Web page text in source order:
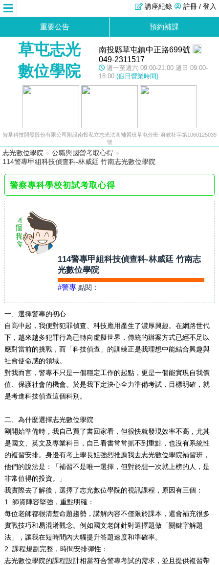
註冊 / 登入
講座紀錄
重要公告 預約補課
草屯志光
數位學院
南投縣草屯鎮中正路699號
049-2311517
週一至週六 09:00-21:00 週日 09:00-
18:00 (假日營業時間)
智基科技開發股份有限公司附設南投私立志光法商補習班草屯分班-府教社字第1060125039
號
志光數位學院 » 公職與國營考取心得 »
114警專甲組科技偵查科-林威廷 竹南志光數位學院
警察專科學校初試考取心得
114警專甲組科技偵查科-林威廷 竹南志
光數位學院
#警專 點閱：
一、選擇警專的初心
自高中起，我便對犯罪偵查、科技應用產生了濃厚興趣。在網路世代
下，越來越多犯罪行為已轉向虛擬世界，傳統的辦案方式已經不足以
應對當前的挑戰，而「科技偵查」的訓練正是我理想中能結合興趣與
社會使命感的領域。
對我而言，警專不只是一個穩定工作的起點，更是一個能實現自我價
值、保護社會的機會。於是我下定決心全力準備考試，目標明確，就
是考進科技偵查這個科別。
二、為什麼選擇志光數位學院
剛開始準備時，我自己買了書回家看，但很快就發現效率不高，尤其
是國文、英文及專業科目，自己看書常常抓不到重點，也沒有系統性
的複習安排。身邊有考上學長姐強烈推薦我去志光數位學院補習班，
他們的說法是：「補習不是唯一選擇，但對於想一次就上榜的人，是
非常值得的投資。」
我實際去了解後，選擇了志光數位學院的視訊課程，原因有三個：
1. 師資陣容堅強，重點明確：
每位老師都很清楚命題趨勢，講解內容不僅限於課本，還會補充很多
實戰技巧和易混淆觀念。例如國文老師針對選擇題做「關鍵字解題
法」，讓我在短時間內大幅提升答題速度和準確率。
2. 課程規劃完整，時間安排彈性：
志光數位學院的課程設計相當符合警專考試的需求，並且提供複習帶